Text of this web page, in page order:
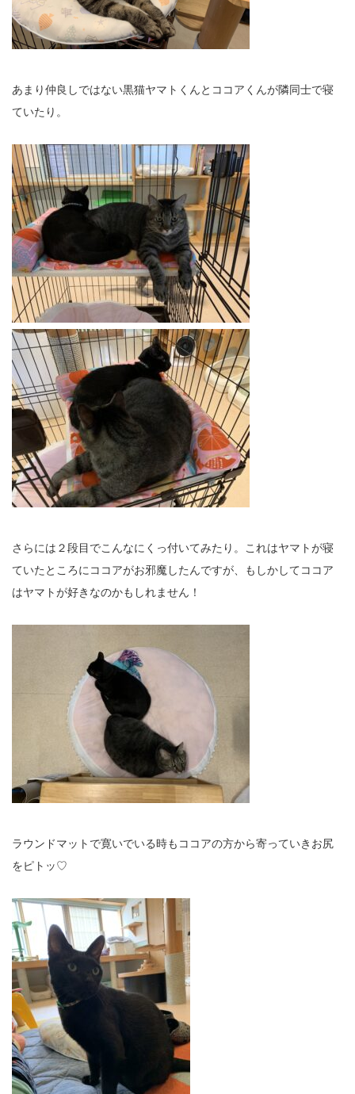
あまり仲良しではない黒猫ヤマトくんとココアくんが隣同士で寝
ていたり。
さらには２段目でこんなにくっ付いてみたり。これはヤマトが寝
ていたところにココアがお邪魔したんですが、もしかしてココア
はヤマトが好きなのかもしれません！
ラウンドマットで寛いでいる時もココアの方から寄っていきお尻
をピトッ♡